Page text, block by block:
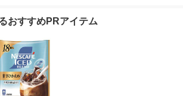
おすすめPRアイテム